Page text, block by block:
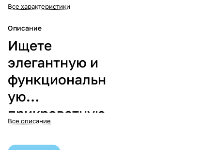
Все характеристики
Описание
Ищете
элегантную и
функциональн
ую
прикроватную
тумбу?
Все описание